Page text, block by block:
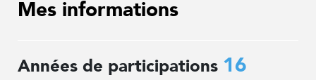
Mes informations
Années de participations 16